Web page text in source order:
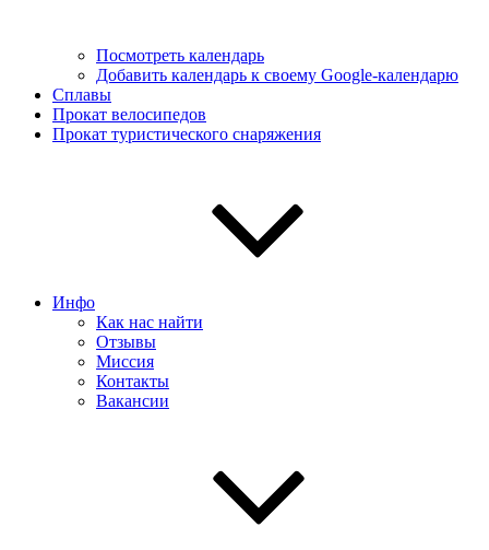
Посмотреть календарь
Добавить календарь к своему Google-календарю
Сплавы
Прокат велосипедов
Прокат туристического снаряжения
Инфо
Как нас найти
Отзывы
Миссия
Контакты
Вакансии